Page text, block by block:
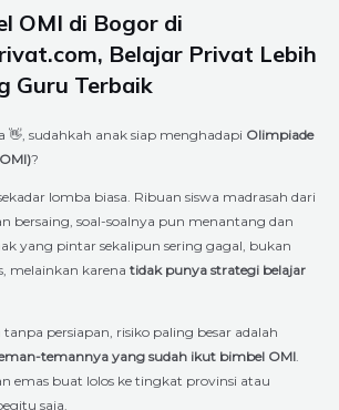
OMI di Bogor di
Belajar Privat Lebih
Guru Terbaik
👋, sudahkah anak siap menghadapi Olimpiade
?
lomba biasa. Ribuan siswa madrasah dari
bersaing, soal-soalnya pun menantang dan
yang pintar sekalipun sering gagal, bukan
melainkan karena tidak punya strategi belajar
persiapan, risiko paling besar adalah
temannya yang sudah ikut bimbel OMI
emas buat lolos ke tingkat provinsi atau
saja.